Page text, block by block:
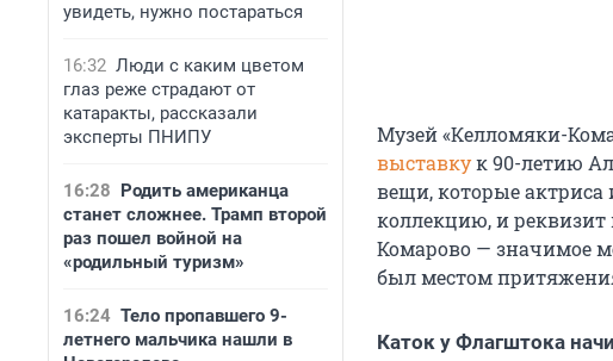
увидеть, нужно постараться
16:32 Люди с каким цветом
глаз реже страдают от
катаракты, рассказали
эксперты ПНИПУ
16:28 Родить американца
станет сложнее. Трамп второй
раз пошел войной на
«родильный туризм»
16:24 Тело пропавшего 9-
летнего мальчика нашли в
Музей «Келломяки-
выставкук 90-летию
вещи, которые актриса
коллекцию, и реквизит
Комарово — значимое
был местом
Каток у Флагштока